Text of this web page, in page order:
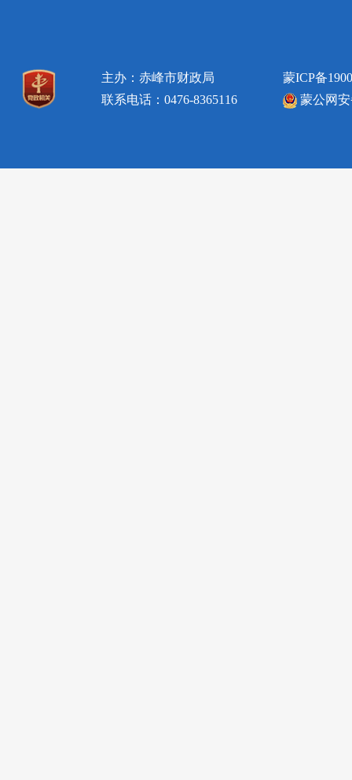
主办：赤峰市财政局
联系电话：0476-8365116
蒙ICP备
蒙公网安